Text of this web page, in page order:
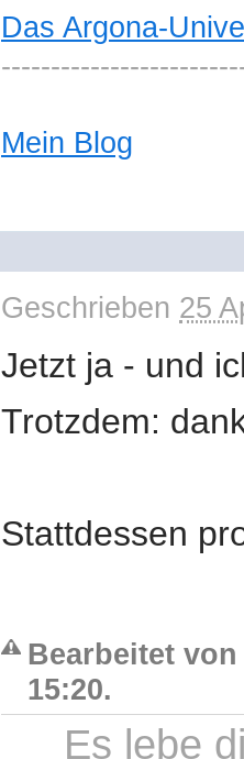
Das Argona-
Mein Blog
Geschrieben 25
Jetzt ja - und
Trotzdem:
Stattdessen
Bearbeitet
15:20.
Es lebe